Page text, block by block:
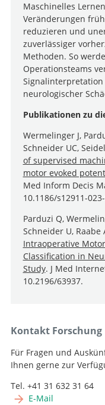
Maschinelles
Veränderungen
reduzieren und
zuverlässiger
Methoden. So
Operationsteams
neurologischer
Publikationen zu
Wermelinger J,
Schneider UC,
of supervised
motor evoked
Med Inform Decis
10.1186/s12911-
Parduzi Q,
Schneider U, Raabe
Intraoperative
Classification in
Study. J Med
10.2196/63937.
Kontakt Forschung
Für Fragen und
Ihnen gerne zur
Tel. +41 31 632 31 64
E-Mail